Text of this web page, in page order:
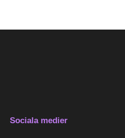
Sociala medier